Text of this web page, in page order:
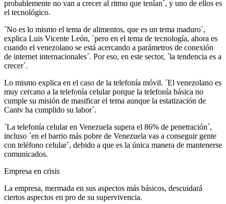
probablemente no van a crecer al ritmo que tenían´, y uno de ellos es
el tecnológico.
´No es lo mismo el tema de alimentos, que es un tema maduro´,
explica Luis Vicente León, ´pero en el tema de tecnología, ahora es
cuando el venezolano se está acercando a parámetros de conexión
de internet internacionales´. Por eso, en este sector, ´la tendencia es a
crecer´.
Lo mismo explica en el caso de la telefonía móvil. ´El venezolano es
muy cercano a la telefonía celular porque la telefonía básica no
cumple su misión de masificar el tema aunque la estatización de
Cantv ha cumplido su labor´.
´La telefonía celular en Venezuela supera el 86% de penetración´,
incluso ´en el barrio más pobre de Venezuela vas a conseguir gente
con teléfono celular´, debido a que es la única manera de mantenerse
comunicados.
Empresa en crisis
La empresa, mermada en sus aspectos más básicos, descuidará
ciertos aspectos en pro de su supervivencia.